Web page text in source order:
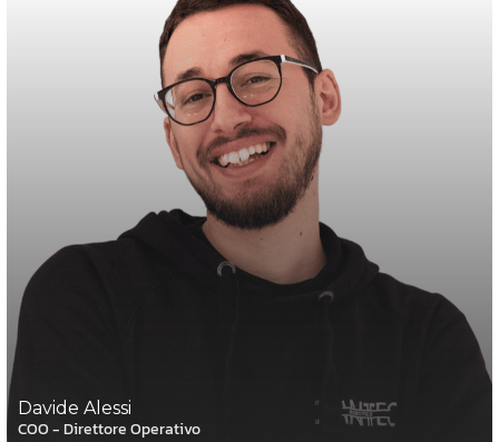
Davide Alessi
COO - Direttore Operativo